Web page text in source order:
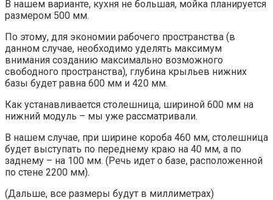
В нашем варианте, кухня не большая, мойка планируется
размером 500 мм.
По этому, для экономии рабочего пространства (в
данном случае, необходимо уделять максимум
внимания созданию максимально возможного
свободного пространства), глубина крыльев нижних
базы будет равна 600 мм и 420 мм.
Как устанавливается столешница, шириной 600 мм на
нижний модуль – мы уже рассматривали.
В нашем случае, при ширине короба 460 мм, столешница
будет выступать по переднему краю на 40 мм, а по
заднему – на 100 мм. (Речь идет о базе, расположенной
по стене 2200 мм).
(Дальше, все размеры будут в миллиметрах)